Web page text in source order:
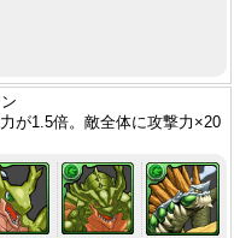
が1.5倍。敵全体に攻撃力×20